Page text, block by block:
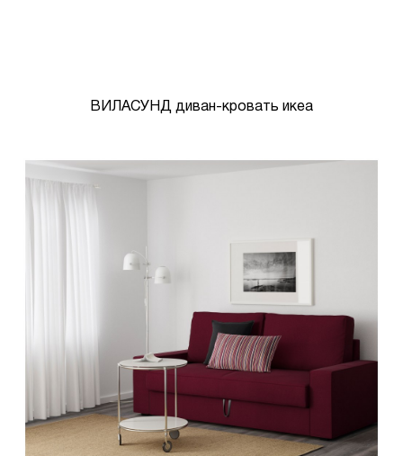
ВИЛАСУНД диван-кровать икеа